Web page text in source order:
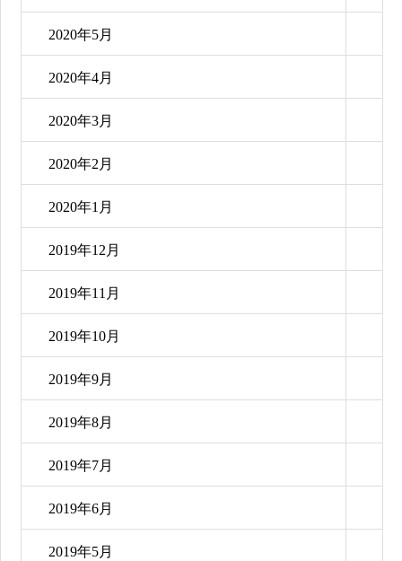
2020年5月
2020年4月
2020年3月
2020年2月
2020年1月
2019年12月
2019年11月
2019年10月
2019年9月
2019年8月
2019年7月
2019年6月
2019年5月